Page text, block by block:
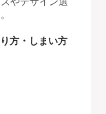
方・しまい方